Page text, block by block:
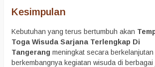
Kesimpulan
Kebutuhan yang terus bertumbuh akan
Toga Wisuda Sarjana Terlengkap Di
Tangerang meningkat secara
berkembangnya kegiatan wisuda di berbagai